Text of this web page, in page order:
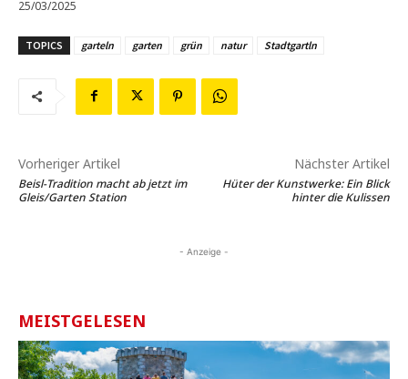
25/03/2025
TOPICS garteln garten grün natur Stadtgartln
Vorheriger Artikel
Beisl-Tradition macht ab jetzt im
Gleis/Garten Station
Nächster Artikel
Hüter der Kunstwerke: Ein Blick
hinter die Kulissen
- Anzeige -
MEISTGELESEN